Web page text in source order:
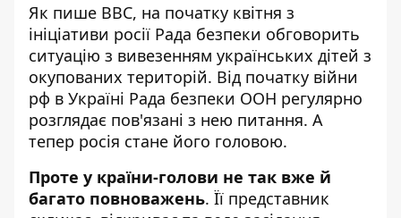
Як пише BBC, на початку квітня з
ініціативи росії Рада безпеки обговорить
ситуацію з вивезенням українських дітей з
окупованих територій. Від початку війни
рф в Україні Рада безпеки ООН регулярно
розглядає пов'язані з нею питання. А
тепер росія стане його головою.
Проте у країни-голови не так вже й
багато повноважень. Її представник